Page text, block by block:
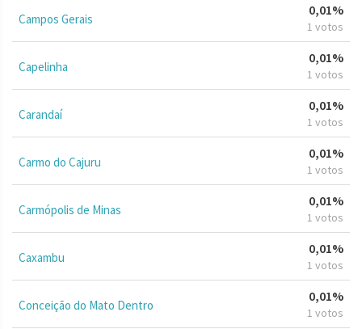
Campos Gerais
0,01%
1 votos
Capelinha
0,01%
1 votos
Carandaí
0,01%
1 votos
Carmo do Cajuru
0,01%
1 votos
Carmópolis de Minas
0,01%
1 votos
Caxambu
0,01%
1 votos
Conceição do Mato Dentro
0,01%
1 votos